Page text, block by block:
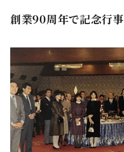
創業90周年で記念行事